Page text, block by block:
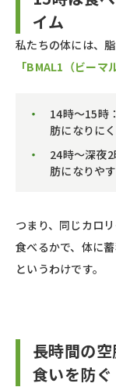
イム
私たちの体には、
「BMAL1（ビーマ
14時〜15時
肪になりにく
24時〜深夜
肪になりやす
つまり、同じカロ
食べるかで、体に
というわけです。
長時間の
食いを防ぐ